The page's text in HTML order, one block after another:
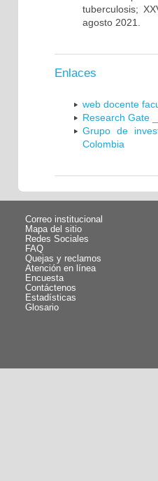
tuberculosis;
agosto 2021.
Enlaces
web docente
Research Gate
Grupo de
Colombia
Correo institucional
Mapa del sitio
Redes Sociales
FAQ
Quejas y reclamos
Atención en línea
Encuesta
Contáctenos
Estadísticas
Glosario